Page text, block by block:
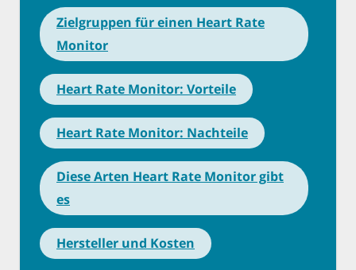
Zielgruppen für einen Heart Rate
Monitor
Heart Rate Monitor: Vorteile
Heart Rate Monitor: Nachteile
Diese Arten Heart Rate Monitor gibt
es
Hersteller und Kosten